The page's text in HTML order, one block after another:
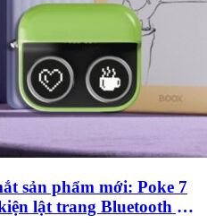
sản phẩm mới: Poke 7
lật trang Bluetooth giá